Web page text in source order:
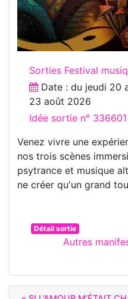
Sorties Festival
Date : du jeudi 20
23 août 2026
Idée sortie n° 336601
Venez vivre une
nos trois scènes
psytrance et musique
ne créer qu'un grand
Détail sortie
Autres